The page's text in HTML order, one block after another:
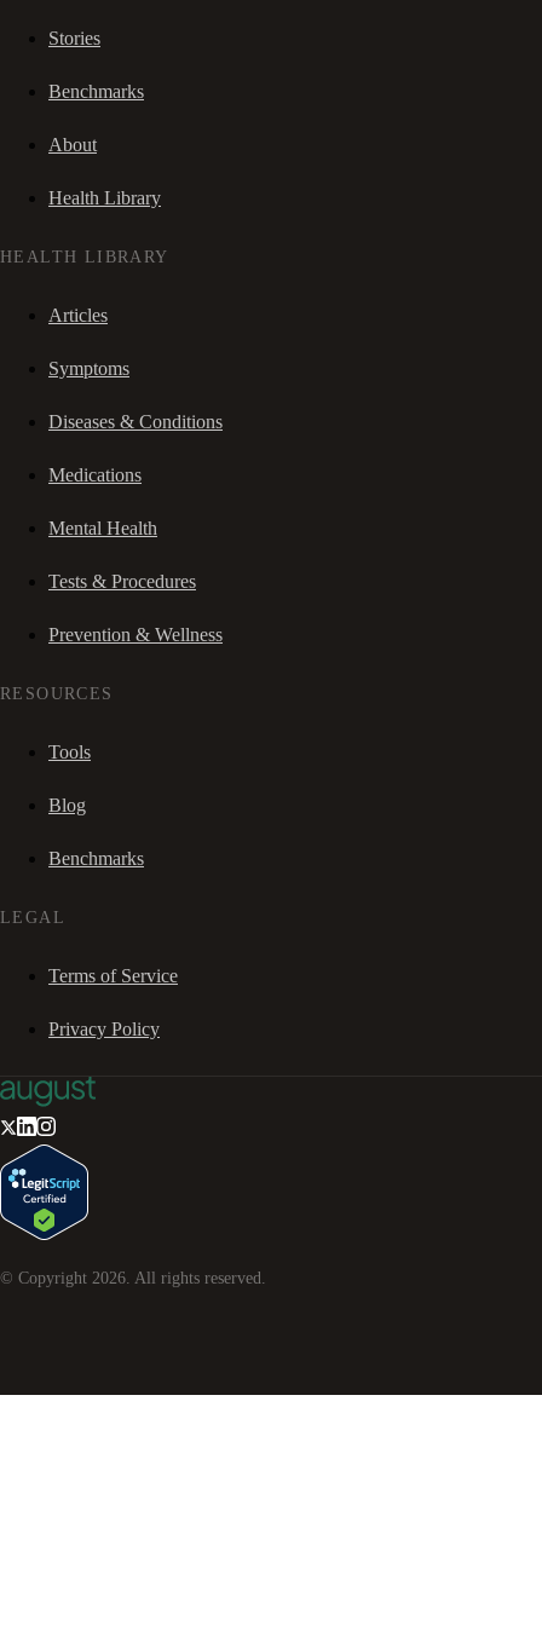
Stories
Benchmarks
About
Health Library
HEALTH LIBRARY
Articles
Symptoms
Diseases & Conditions
Medications
Mental Health
Tests & Procedures
Prevention & Wellness
RESOURCES
Tools
Blog
Benchmarks
LEGAL
Terms of Service
Privacy Policy
© Copyright 2026. All rights reserved.